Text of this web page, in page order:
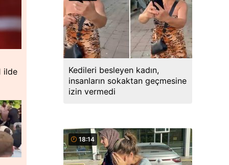
ilde
Kedileri besleyen kadın,
insanların sokaktan geçmesine
izin vermedi
18:14